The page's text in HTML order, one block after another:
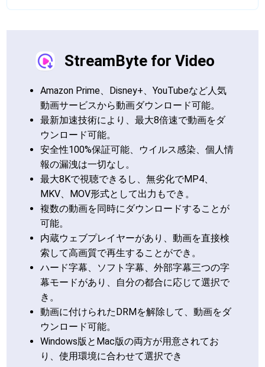
StreamByte for Video
Amazon Prime、Disney+、YouTubeなど人気
動画サービスから動画ダウンロード可能。
最新加速技術により、最大8倍速で動画をダ
ウンロード可能。
安全性100%保証可能、ウイルス感染、個人情
報の漏洩は一切なし。
最大8Kで視聴できるし、無劣化でMP4、
MKV、MOV形式として出力もでき。
複数の動画を同時にダウンロードすることが
可能。
内蔵ウェブプレイヤーがあり、動画を直接検
索して高画質で再生することができ。
ハード字幕、ソフト字幕、外部字幕三つの字
幕モードがあり、自分の都合に応じて選択で
き。
動画に付けられたDRMを解除して、動画をダ
ウンロード可能。
Windows版とMac版の両方が用意されてお
り、使用環境に合わせて選択でき